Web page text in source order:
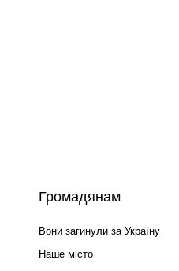
Громадянам
Вони загинули за Україну
Наше місто